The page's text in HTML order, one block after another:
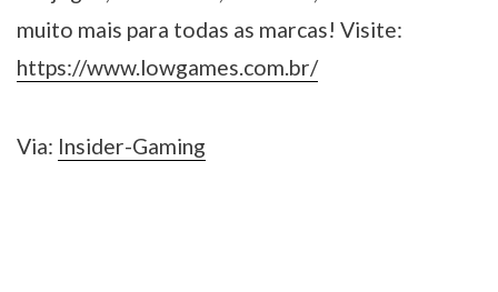
muito mais para todas as marcas! Visite:
https://www.lowgames.com.br/
Via: Insider-Gaming